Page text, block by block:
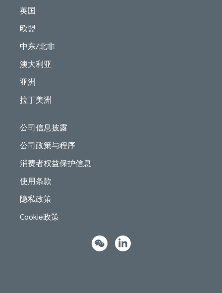
英国
欧盟
中东/北非
澳大利亚
亚洲
拉丁美洲
公司信息披露
公司政策与程序
消费者权益保护信息
使用条款
隐私政策
Cookie政策